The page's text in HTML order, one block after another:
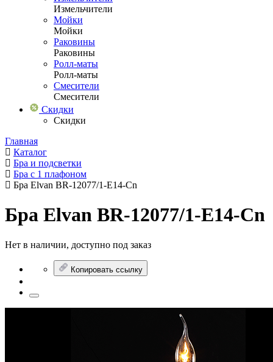
Измельчители
Мойки
Мойки
Раковины
Раковины
Ролл-маты
Ролл-маты
Смесители
Смесители
Скидки
Скидки
Главная
Каталог
Бра и подсветки
Бра с 1 плафоном
Бра Elvan BR-12077/1-E14-Cn
Бра Elvan BR-12077/1-E14-Cn
Нет в наличии, доступно под заказ
Копировать ссылку